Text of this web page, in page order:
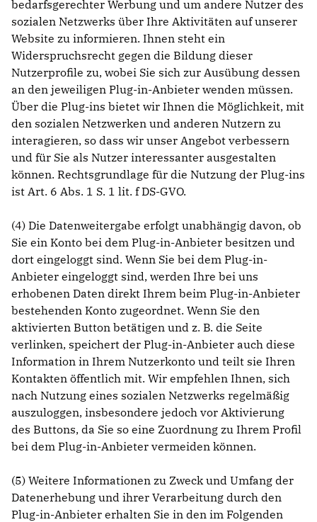
bedarfsgerechter Werbung und um andere Nutzer des
sozialen Netzwerks über Ihre Aktivitäten auf unserer
Website zu informieren. Ihnen steht ein
Widerspruchsrecht gegen die Bildung dieser
Nutzerprofile zu, wobei Sie sich zur Ausübung dessen
an den jeweiligen Plug-in-Anbieter wenden müssen.
Über die Plug-ins bietet wir Ihnen die Möglichkeit, mit
den sozialen Netzwerken und anderen Nutzern zu
interagieren, so dass wir unser Angebot verbessern
und für Sie als Nutzer interessanter ausgestalten
können. Rechtsgrundlage für die Nutzung der Plug-ins
ist Art. 6 Abs. 1 S. 1 lit. f DS-GVO.
(4) Die Datenweitergabe erfolgt unabhängig davon, ob
Sie ein Konto bei dem Plug-in-Anbieter besitzen und
dort eingeloggt sind. Wenn Sie bei dem Plug-in-
Anbieter eingeloggt sind, werden Ihre bei uns
erhobenen Daten direkt Ihrem beim Plug-in-Anbieter
bestehenden Konto zugeordnet. Wenn Sie den
aktivierten Button betätigen und z. B. die Seite
verlinken, speichert der Plug-in-Anbieter auch diese
Information in Ihrem Nutzerkonto und teilt sie Ihren
Kontakten öffentlich mit. Wir empfehlen Ihnen, sich
nach Nutzung eines sozialen Netzwerks regelmäßig
auszuloggen, insbesondere jedoch vor Aktivierung
des Buttons, da Sie so eine Zuordnung zu Ihrem Profil
bei dem Plug-in-Anbieter vermeiden können.
(5) Weitere Informationen zu Zweck und Umfang der
Datenerhebung und ihrer Verarbeitung durch den
Plug-in-Anbieter erhalten Sie in den im Folgenden